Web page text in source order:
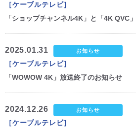
［ケーブルテレビ］
「ショップチャンネル4K」と「4K QVC
2025.01.31 お知らせ
［ケーブルテレビ］
「WOWOW 4K」放送終了のお知らせ
2024.12.26 お知らせ
［ケーブルテレビ］